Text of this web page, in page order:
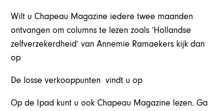
Wilt u Chapeau Magazine iedere twee maanden
ontvangen om columns te lezen zoals ‘Hollandse
zelfverzekerdheid’ van Annemie Ramaekers kijk dan
op
De losse verkooppunten vindt u op
Op de Ipad kunt u ook Chapeau Magazine lezen. Ga